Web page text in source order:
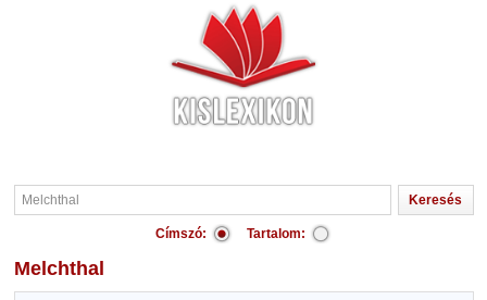
Címszó: Tartalom:
Melchthal